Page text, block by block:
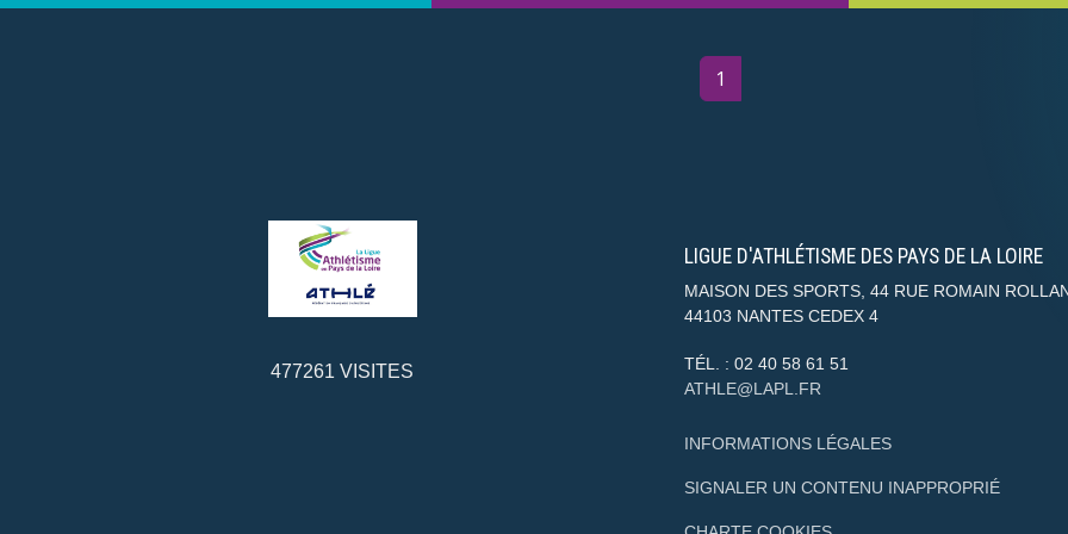
1
477261 VISITES
LIGUE D'ATHLÉTISME DES PAYS DE LA LOIRE
MAISON DES SPORTS, 44 RUE ROMAIN
44103 NANTES CEDEX 4
TÉL. : 02 40 58 61 51
ATHLE@LAPL.FR
INFORMATIONS LÉGALES
SIGNALER UN CONTENU INAPPROPRIÉ